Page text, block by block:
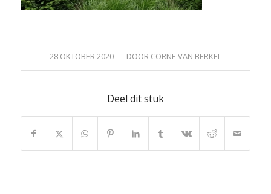
28 OKTOBER 2020
/ DOOR CORNE VAN BERKEL
Deel dit stuk